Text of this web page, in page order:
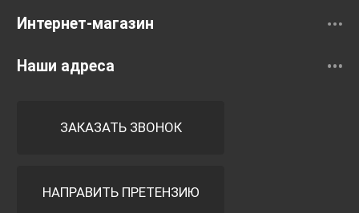
Интернет-магазин
Наши адреса
ЗАКАЗАТЬ ЗВОНОК
НАПРАВИТЬ ПРЕТЕНЗИЮ